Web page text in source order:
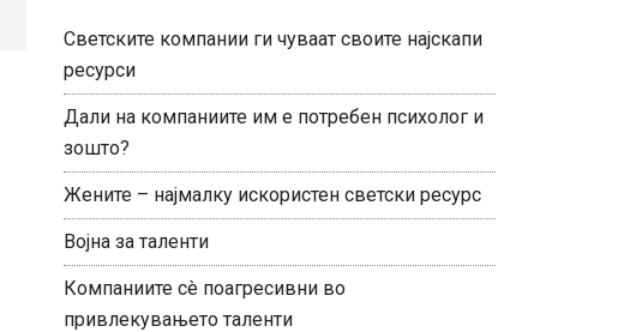
Светските компании ги чуваат своите најскапи
ресурси
Дали на компаниите им е потребен психолог и
зошто?
Жените – најмалку искористен светски ресурс
Војна за таленти
Компаниите сè поагресивни во
привлекувањето таленти